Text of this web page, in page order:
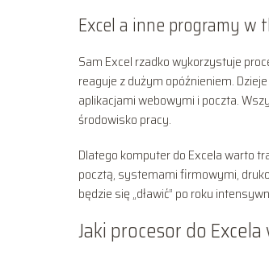
Excel a inne programy w
Sam Excel rzadko wykorzystuje
reaguje z dużym opóźnieniem.
aplikacjami webowymi i poczta.
środowisko pracy.
Dlatego komputer do Excela warto
pocztą, systemami firmowymi,
będzie się „dławić” po roku
Jaki procesor do